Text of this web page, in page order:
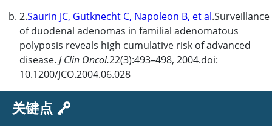
2.Saurin JC, Gutknecht C, Napoleon B, et al.Surveillance
of duodenal adenomas in familial adenomatous
polyposis reveals high cumulative risk of advanced
disease. J Clin Oncol.22(3):493–498, 2004.doi:
10.1200/JCO.2004.06.028
关键点